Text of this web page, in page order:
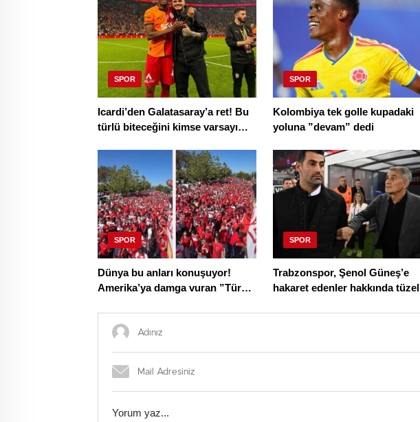
SPOR
Icardi’den Galatasaray’a ret! Bu
türlü biteceğini kimse varsayım
SPOR
Kolombiya tek golle kupadaki
yoluna ”devam” dedi
SPOR
Dünya bu anları konuşuyor!
Amerika’ya damga vuran ”Türk
SPOR
Trabzonspor, Şenol Güneş’e
hakaret edenler hakkında tüzel